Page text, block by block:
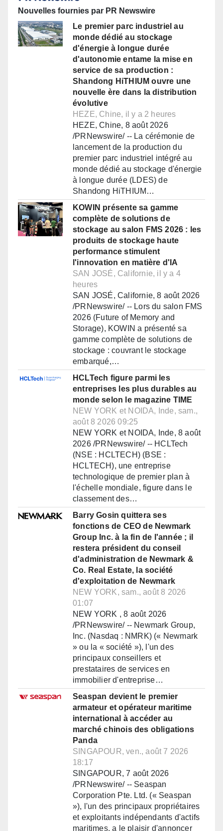
Nouvelles fournies par PR Newswire
Le premier parc industriel au
monde dédié au stockage
d'énergie à longue durée
d'autonomie entame la mise en
service de sa production :
Shandong HiTHIUM ouvre une
nouvelle ère dans la distribution
évolutive
HEZE, Chine, il y a 2 heures
HEZE, Chine, 8 août 2026
/PRNewswire/ -- La cérémonie de
lancement de la production du
premier parc industriel intégré au
monde dédié au stockage d'énergie
à longue durée (LDES) de
Shandong HiTHIUM…
KOWIN présente sa gamme
complète de solutions de
stockage au salon FMS 2026 : les
produits de stockage haute
performance stimulent
l'innovation en matière d'IA
SAN JOSÉ, Californie, il y a 4
heures
SAN JOSÉ, Californie, 8 août 2026
/PRNewswire/ -- Lors du salon FMS
2026 (Future of Memory and
Storage), KOWIN a présenté sa
gamme complète de solutions de
stockage : couvrant le stockage
embarqué,…
HCLTech figure parmi les
entreprises les plus durables au
monde selon le magazine TIME
NEW YORK et NOIDA, Inde, sam.,
août 8 2026 09:25
NEW YORK et NOIDA, Inde, 8 août
2026 /PRNewswire/ -- HCLTech
(NSE : HCLTECH) (BSE :
HCLTECH), une entreprise
technologique de premier plan à
l'échelle mondiale, figure dans le
classement des…
Barry Gosin quittera ses
fonctions de CEO de Newmark
Group Inc. à la fin de l'année ; il
restera président du conseil
d'administration de Newmark &
Co. Real Estate, la société
d'exploitation de Newmark
NEW YORK, sam., août 8 2026
01:07
NEW YORK , 8 août 2026
/PRNewswire/ -- Newmark Group,
Inc. (Nasdaq : NMRK) (« Newmark
» ou la « société »), l'un des
principaux conseillers et
prestataires de services en
immobilier d'entreprise…
Seaspan devient le premier
armateur et opérateur maritime
international à accéder au
marché chinois des obligations
Panda
SINGAPOUR, ven., août 7 2026
18:17
SINGAPOUR, 7 août 2026
/PRNewswire/ -- Seaspan
Corporation Pte. Ltd. (« Seaspan
»), l'un des principaux propriétaires
et exploitants indépendants d'actifs
maritimes, a le plaisir d'annoncer